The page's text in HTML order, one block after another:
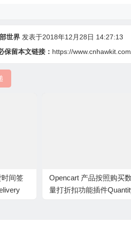
世界 发表于2018年12月28日 14:27:13
保留本文链接： https://
间签
Opencart 产品按照购买数
量打折扣功能插件